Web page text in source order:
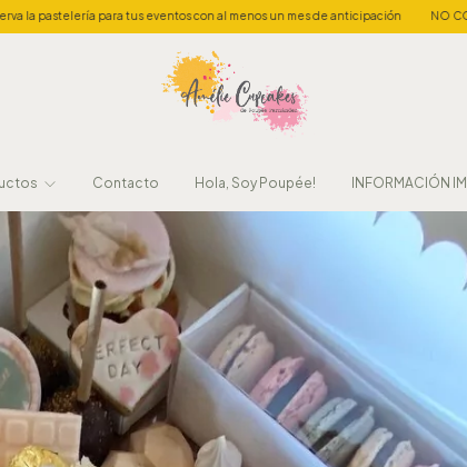
con al menos un mes de anticipación NO COMPRAR EN LA TIENDA SIN
Contacto Hola, Soy Poupée! INFORMACIÓN